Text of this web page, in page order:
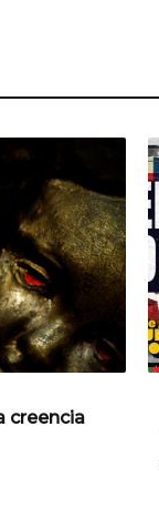
creencia